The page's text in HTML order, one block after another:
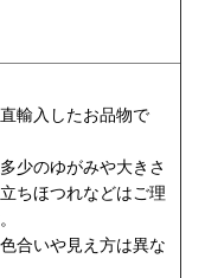
輸入したお品物で
少のゆがみや大きさ
ちほつれなどはご理
合いや見え方は異な